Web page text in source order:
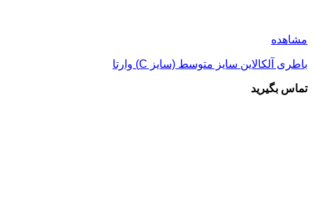
مشاهده
باطری آلکالاین سایز متوسط (سایز C) وارتا
تماس بگیرید